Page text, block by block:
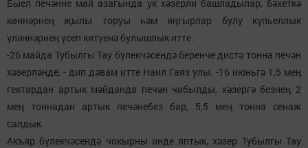
Быел печәнне май азагында ук хәзерли башладылар, бәхеткә
көннәрнең җылы торуы һәм яңгырлар булу күпьеллык
үләннәрнең үсеп китүенә булышлык итте.
-26 майда Тубылгы Тау бүлекчәсендә беренче дистә тонна печән
хәзерләнде, - дип дәвам итте Наил Гаяз улы. -16 июньгә 1,5 мең
гектардан артык мәйданда печән чабылды, хәзергә безнең 2
мең тоннадан артык печәнебез бар, 5,5 мең тонна сенаж
салдык.
Акъяр бүлекчәсендә чокырны инде яптык, хәзер Тубылгы Тау